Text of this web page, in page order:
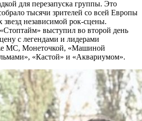
для перезапуска группы. Это
тысячи зрителей со всей Европы
независимой рок-сцены.
выступил во второй день
с легендами и лидерами
MC, Монеточкой, «Машиной
«Кастой» и «Аквариумом».